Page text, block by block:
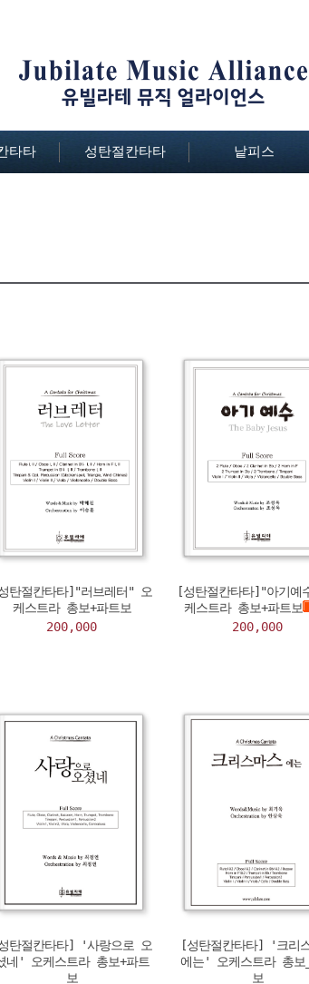
타타 성탄절칸타타 낱피스
탄절칸타타]"러브레터" 오
케스트라 총보+파트보
200,000
[성탄절칸타타]"아기예
케스트라 총보+파트보
200,000
탄절칸타타] '사랑으로 오
네' 오케스트라 총보+파트
보
[성탄절칸타타] '크리
에는' 오케스트라 총보
보